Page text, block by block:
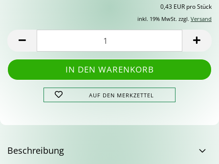
0,43 EUR pro Stück
inkl. 19% MwSt. zzgl. Versand
AUF DEN MERKZETTEL
Beschreibung